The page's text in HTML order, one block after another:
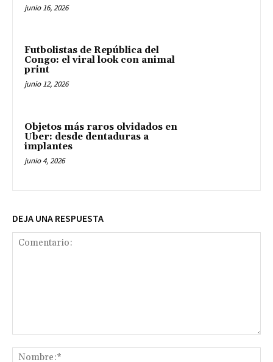
junio 16, 2026
Futbolistas de República del
Congo: el viral look con animal
print
junio 12, 2026
Objetos más raros olvidados en
Uber: desde dentaduras a
implantes
junio 4, 2026
DEJA UNA RESPUESTA